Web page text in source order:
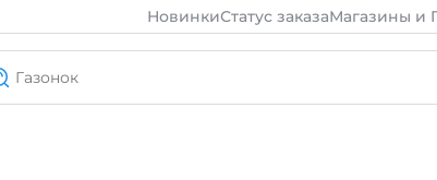
НовинкиСтатус заказаМагазины и